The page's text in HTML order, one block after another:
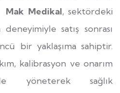
Mak Medikal, sektördeki
satış sonrası
bir yaklaşıma sahiptir.
kalibrasyon ve onarım
yöneterek sağlık